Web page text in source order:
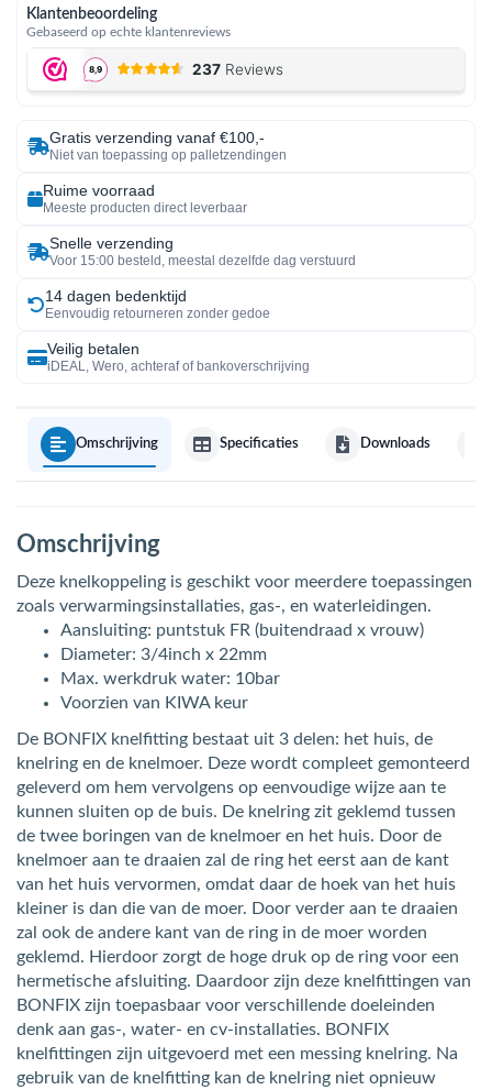
Klantenbeoordeling
Gebaseerd op echte klantenreviews
Gratis verzending vanaf €100,-
Niet van toepassing op palletzendingen
Ruime voorraad
Meeste producten direct leverbaar
Snelle verzending
Voor 15:00 besteld, meestal dezelfde dag verstuurd
14 dagen bedenktijd
Eenvoudig retourneren zonder gedoe
Veilig betalen
iDEAL, Wero, achteraf of bankoverschrijving
Omschrijving Specificaties Downloads
Omschrijving
Deze knelkoppeling is geschikt voor meerdere toepassingen
zoals verwarmingsinstallaties, gas-, en waterleidingen.
Aansluiting: puntstuk FR (buitendraad x vrouw)
Diameter: 3/4inch x 22mm
Max. werkdruk water: 10bar
Voorzien van KIWA keur
De BONFIX knelfitting bestaat uit 3 delen: het huis, de
knelring en de knelmoer. Deze wordt compleet gemonteerd
geleverd om hem vervolgens op eenvoudige wijze aan te
kunnen sluiten op de buis. De knelring zit geklemd tussen
de twee boringen van de knelmoer en het huis. Door de
knelmoer aan te draaien zal de ring het eerst aan de kant
van het huis vervormen, omdat daar de hoek van het huis
kleiner is dan die van de moer. Door verder aan te draaien
zal ook de andere kant van de ring in de moer worden
geklemd. Hierdoor zorgt de hoge druk op de ring voor een
hermetische afsluiting. Daardoor zijn deze knelfittingen van
BONFIX zijn toepasbaar voor verschillende doeleinden
denk aan gas-, water- en cv-installaties. BONFIX
knelfittingen zijn uitgevoerd met een messing knelring. Na
gebruik van de knelfitting kan de knelring niet opnieuw